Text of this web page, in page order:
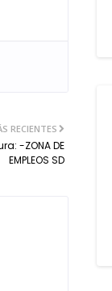
RECIENTES
-ZONA DE
EMPLEOS SD